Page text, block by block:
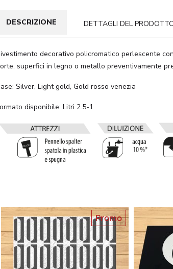
DESCRIZIONE DETTAGLI DEL
decorativo policromatico perlescente
superfici in legno o metallo preventivamente
Silver, Light gold, Gold rosso venezia
disponibile: Litri 2.5-1
Promo